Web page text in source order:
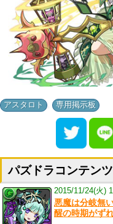
アスタロト 専用掲示板
パズドラコンテンツ
2015/11/24(火)
悪魔は分岐無
醒の時期がず